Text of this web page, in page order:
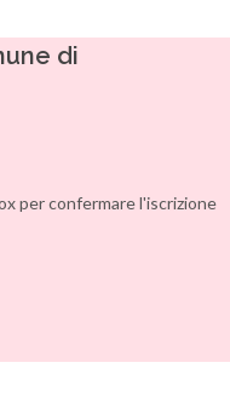
di
per confermare l'iscrizione